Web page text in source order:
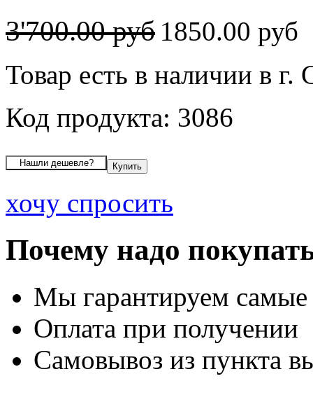
3'700.00 руб 1850.00 руб
Товар есть в наличии в г.
Код продукта: 3086
хочу спросить
Почему надо
Мы гарантируем
Оплата при получении
Самовывоз из пункта